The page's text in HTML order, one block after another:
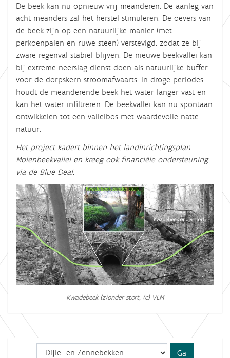
De beek kan nu opnieuw vrij meanderen. De aanleg van
acht meanders zal het herstel stimuleren. De oevers van
de beek zijn op een natuurlijke manier (met
perkoenpalen en ruwe steen) verstevigd, zodat ze bij
zware regenval stabiel blijven. De nieuwe beekvallei kan
bij extreme neerslag dienst doen als natuurlijke buffer
voor de dorpskern stroomafwaarts. In droge periodes
houdt de meanderende beek het water langer vast en
kan het water infiltreren. De beekvallei kan nu spontaan
ontwikkelen tot een valleibos met waardevolle natte
natuur.
Het project kadert binnen het landinrichtingsplan
Molenbeekvallei en kreeg ook financiële ondersteuning
via de Blue Deal.
Kwadebeek (z)onder stort, (c) VLM